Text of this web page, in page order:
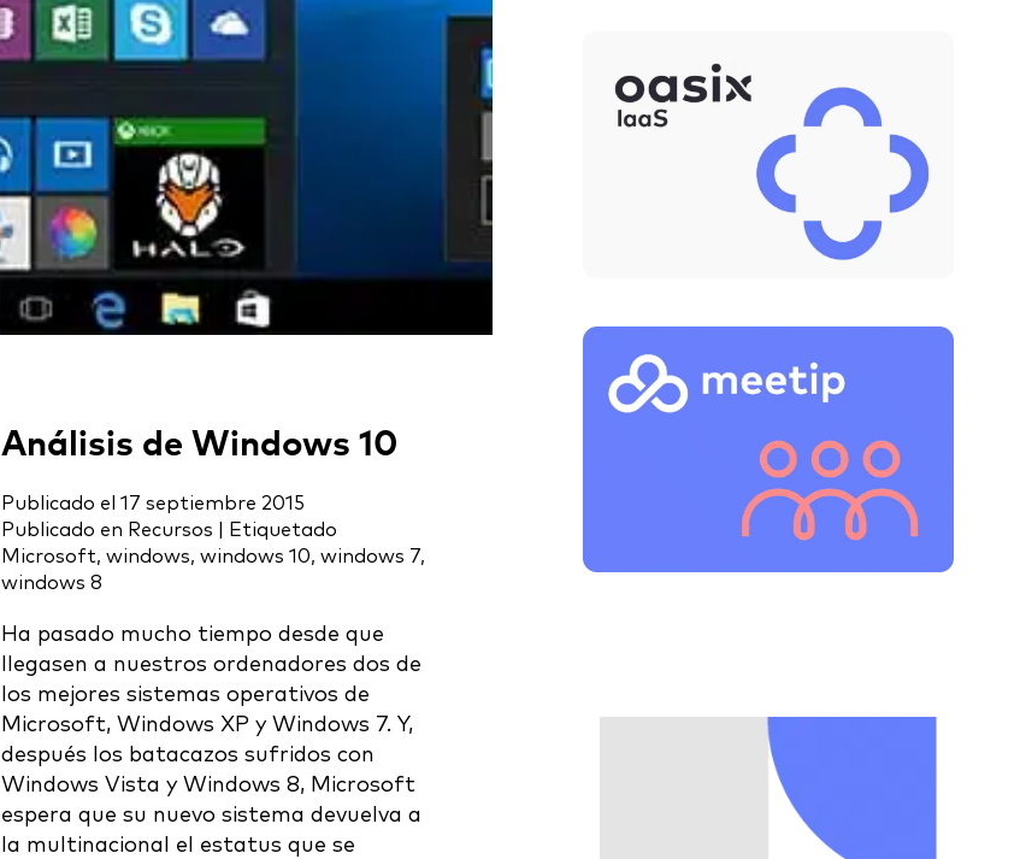
Análisis de Windows 10
Publicado el 17 septiembre 2015
Publicado en Recursos
Etiquetado
Microsoft, windows, windows 10, windows 7,
windows 8
Ha pasado mucho tiempo desde que
llegasen a nuestros ordenadores dos de
los mejores sistemas operativos de
Microsoft, Windows XP y Windows 7. Y,
después los batacazos sufridos con
Windows Vista y Windows 8, Microsoft
espera que su nuevo sistema devuelva a
la multinacional el estatus que se